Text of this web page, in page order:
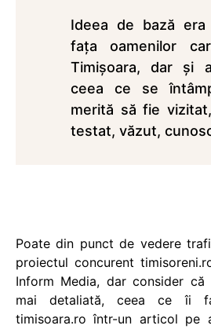
Ideea de bază
faţa oamenilor
Timişoara, dar şi
ceea ce se
merită să fie
testat, văzut,
Poate din punct de vedere
proiectul concurent
Inform Media, dar consider
mai detaliată, ceea ce îi
timisoara.ro într-un articol pe